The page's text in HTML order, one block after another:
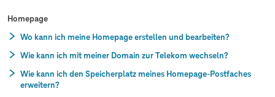
Homepage
Wo kann ich meine Homepage erstellen und bearbeiten?
Wie kann ich mit meiner Domain zur Telekom wechseln?
Wie kann ich den Speicherplatz meines Homepage-Postfaches
erweitern?